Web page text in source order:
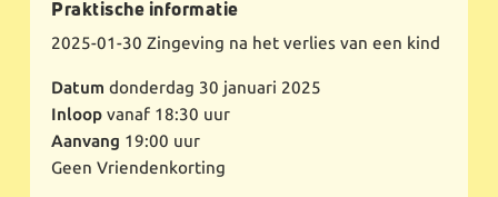
Praktische informatie
2025-01-30 Zingeving na het verlies van een kind
Datum donderdag 30 januari 2025
Inloop vanaf 18:30 uur
Aanvang 19:00 uur
Geen Vriendenkorting